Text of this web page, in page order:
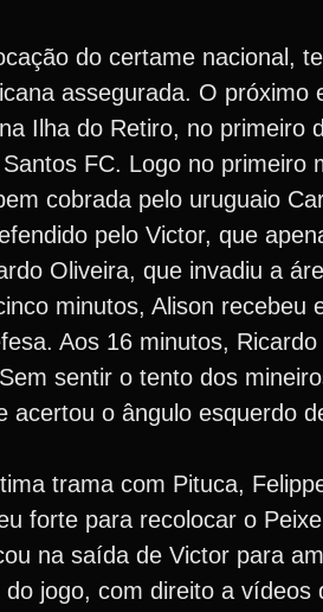
do certame nacional,
assegurada. O próximo
Ilha do Retiro, no primeiro
FC. Logo no primeiro
cobrada pelo uruguaio
pelo Victor, que
Oliveira, que invadiu a
minutos, Alison recebeu
Aos 16 minutos,
sentir o tento dos
o ângulo esquerdo
trama com Pituca,
forte para recolocar o
na saída de Victor para
jogo, com direito a vídeos